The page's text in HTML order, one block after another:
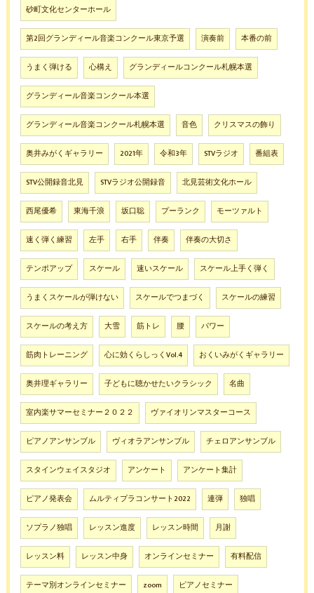
砂町文化センターホール
第2回グランディール音楽コンクール東京予選 演奏前 本番の前
うまく弾ける 心構え グランディールコンクール札幌本選
グランディール音楽コンクール本選
グランディール音楽コンクール札幌本選 音色 クリスマスの飾り
奥井みがくギャラリー 2021年 令和3年 STVラジオ 番組表
STV公開録音北見 STVラジオ公開録音 北見芸術文化ホール
西尾優希 東海千浪 坂口聡 プーランク モーツァルト
速く弾く練習 左手 右手 伴奏 伴奏の大切さ
テンポアップ スケール 速いスケール スケール上手く弾く
うまくスケールが弾けない スケールでつまづく スケールの練習
スケールの考え方 大雪 筋トレ 腰 パワー
筋肉トレーニング 心に効くらしっくVol.4 おくいみがくギャラリー
奥井理ギャラリー 子どもに聴かせたいクラシック 名曲
室内楽サマーセミナー２０２２ ヴァイオリンマスターコース
ピアノアンサンブル ヴィオラアンサンブル チェロアンサンブル
スタインウェイスタジオ アンケート アンケート集計
ピアノ発表会 ムルティプラコンサート2022 連弾 独唱
ソプラノ独唱 レッスン進度 レッスン時間 月謝
レッスン料 レッスン中身 オンラインセミナー 有料配信
テーマ別オンラインセミナー zoom ピアノセミナー